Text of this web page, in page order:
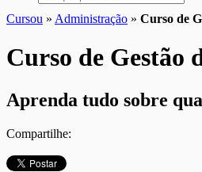
Cursou » Administração » Curso de
Curso de Gestão
Aprenda tudo sobre
Compartilhe: